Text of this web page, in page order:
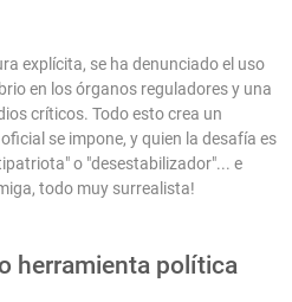
explícita, se ha denunciado el uso
en los órganos reguladores y una
críticos. Todo esto crea un
se impone, y quien la desafía es
o "desestabilizador"... e
todo muy surrealista!
herramienta política